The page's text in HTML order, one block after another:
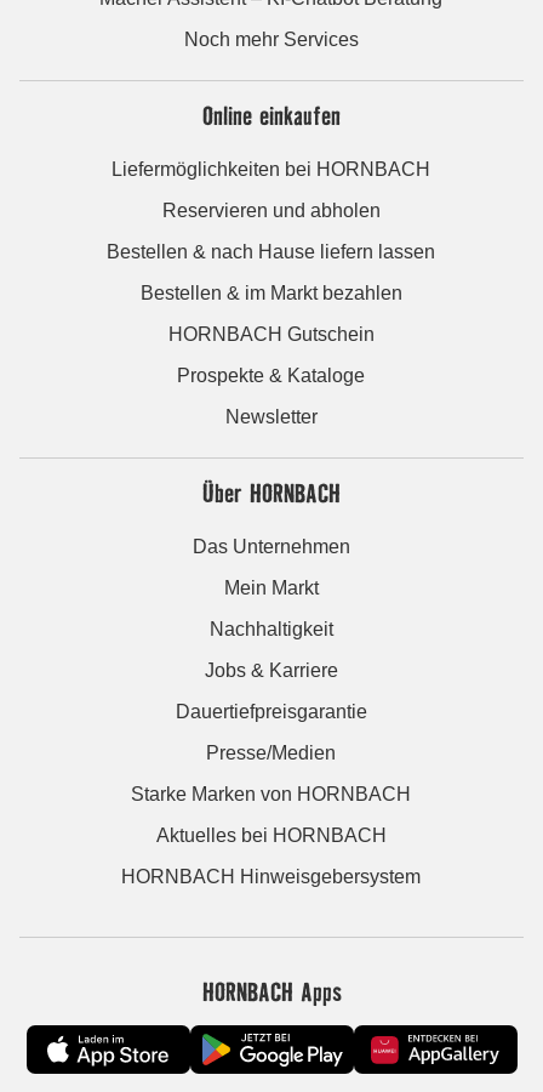
Noch mehr Services
Online einkaufen
Liefermöglichkeiten bei HORNBACH
Reservieren und abholen
Bestellen & nach Hause liefern lassen
Bestellen & im Markt bezahlen
HORNBACH Gutschein
Prospekte & Kataloge
Newsletter
Über HORNBACH
Das Unternehmen
Mein Markt
Nachhaltigkeit
Jobs & Karriere
Dauertiefpreisgarantie
Presse/Medien
Starke Marken von HORNBACH
Aktuelles bei HORNBACH
HORNBACH Hinweisgebersystem
HORNBACH Apps